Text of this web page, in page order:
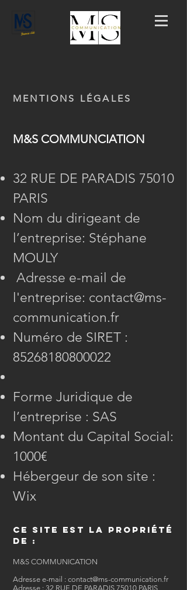
MENTIONS LÉGALES
M&S COMMUNCIATION
32 RUE DE PARADIS 75010
PARIS
Nom du dirigeant de
l’entreprise: Stéphane
MOULY
Adresse e-mail de
l'entreprise: contact@ms-
communication.fr
Numéro de SIRET :
85268180800022
Forme Juridique de
l’entreprise : SAS
Montant du Capital Social:
1000€
Hébergeur de son site :
Wix
Ce site est la propriété
de :
M&S COMMUNICATION
Adresse e-mail : contact@ms-communication.fr
Adresse : 32 RUE DE PARADIS 75010 PARIS